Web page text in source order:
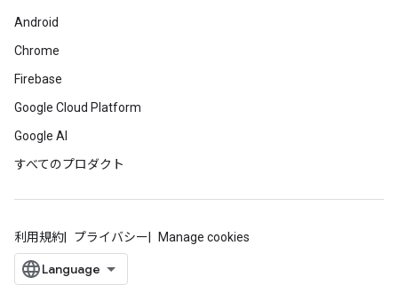
Android
Chrome
Firebase
Google Cloud Platform
Google AI
すべてのプロダクト
利用規約 プライバシー Manage cookies